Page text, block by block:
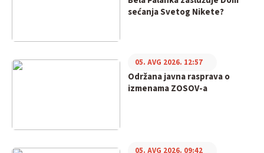
sećanja Svetog Nikete?
Održana javna rasprava o
izmenama ZOSOV-a
05. AVG 2026. 12:57
05. AVG 2026. 09:42